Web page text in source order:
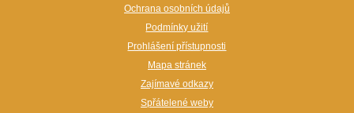
Ochrana osobních údajů
Podmínky užití
Prohlášení přístupnosti
Mapa stránek
Zajímavé odkazy
Spřátelené weby